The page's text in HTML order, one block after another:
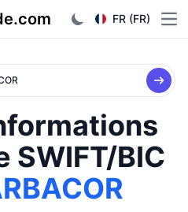
FR (FR)
SWIFT/BIC